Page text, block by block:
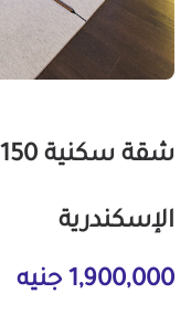
الإسكندرية
1,900,000 جنيه